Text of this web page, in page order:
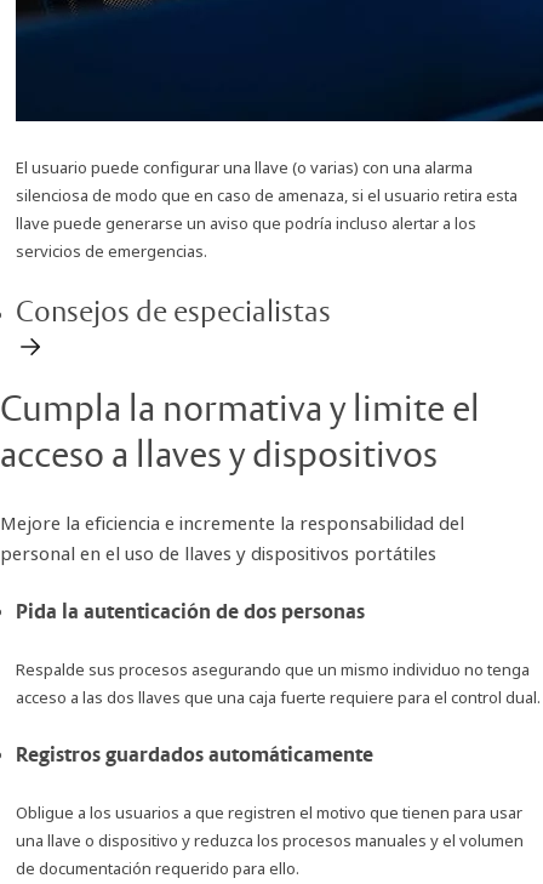
El usuario puede configurar una llave (o varias) con una alarma
silenciosa de modo que en caso de amenaza, si el usuario retira esta
llave puede generarse un aviso que podría incluso alertar a los
servicios de emergencias.
Consejos de especialistas
Cumpla la normativa y limite el
acceso a llaves y dispositivos
Mejore la eficiencia e incremente la responsabilidad del
personal en el uso de llaves y dispositivos portátiles
Pida la autenticación de dos personas
Respalde sus procesos asegurando que un mismo individuo no tenga
acceso a las dos llaves que una caja fuerte requiere para el control dual.
Registros guardados automáticamente
Obligue a los usuarios a que registren el motivo que tienen para usar
una llave o dispositivo y reduzca los procesos manuales y el volumen
de documentación requerido para ello.